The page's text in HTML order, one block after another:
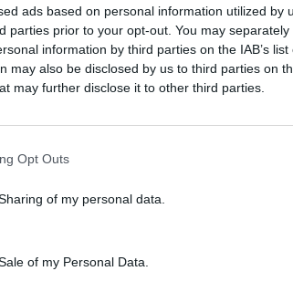
ads based on personal information utilized by
parties prior to your opt-out. You may
information by third parties on the IAB’s list
may also be disclosed by us to third parties on
may further disclose it to other third parties.
Opt Outs
of my personal data.
of my Personal Data.
ne zove te da vidi kako si u sred
da brineš o njemu kao da je dete od
Kada ti kaže da jedeš puno ili da ne